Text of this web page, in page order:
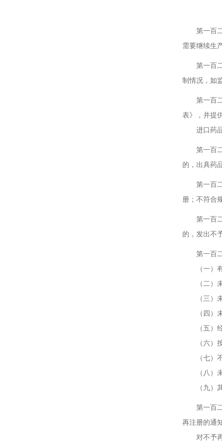
第一百二
需要继续生
第一百二
制情况，如
第一百二
表》，并提
进口药品
第一百二
的，出具药
第一百二
册；不符合
第一百二
的，发出不
第一百二
（一）有
（二）未
（三）未
（四）未
（五）经
（六）按
（七）不
（八）未
（九）其
第一百二
再注册的通
对不予再